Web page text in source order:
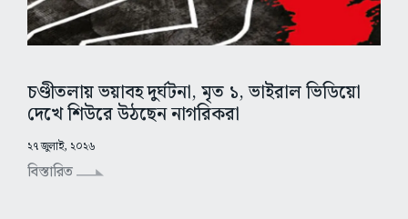
চণ্ডীতলায় ভয়াবহ দুর্ঘটনা, মৃত ১, ভাইরাল ভিডিয়ো
দেখে শিউরে উঠছেন নাগরিকরা
২৭ জুলাই, ২০২৬
বিস্তারিত